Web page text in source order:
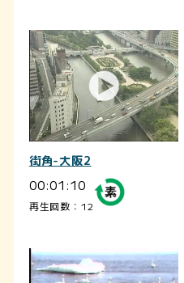
街角-大阪2
00:01:10
再生回数：12